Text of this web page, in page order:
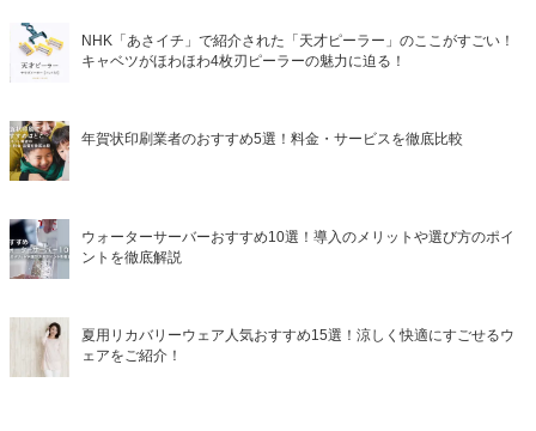
NHK「あさイチ」で紹介された「天才ピーラー」のここがすごい！
キャベツがほわほわ4枚刃ピーラーの魅力に迫る！
年賀状印刷業者のおすすめ5選！料金・サービスを徹底比較
ウォーターサーバーおすすめ10選！導入のメリットや選び方のポイ
ントを徹底解説
夏用リカバリーウェア人気おすすめ15選！涼しく快適にすごせるウ
ェアをご紹介！